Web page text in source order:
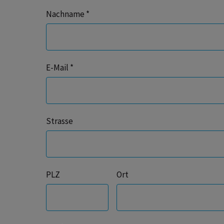
Nachname *
E-Mail *
Strasse
PLZ Ort